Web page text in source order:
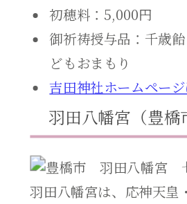
初穂料：5,000円
御祈祷授与品：千歳
どもおまもり
吉田神社ホームペー
羽田八幡宮（豊橋
羽田八幡宮は、応神天皇